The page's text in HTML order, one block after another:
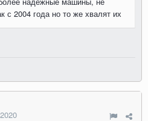
с 2004 года но то же хвалят их